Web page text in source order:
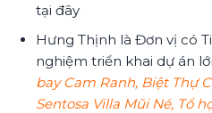
tại đây
Hưng Thịnh là Đơn vị có
nghiệm triển khai dự án
bay Cam Ranh, Biệt Thự
Sentosa Villa Mũi Né, Tổ